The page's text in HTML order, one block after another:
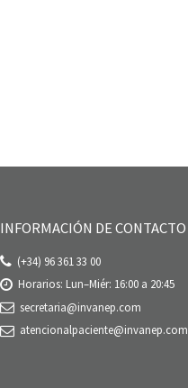
INFORMACIÓN DE CONTACTO
(+34) 96 361 33 00
Horarios: Lun–Miér: 16:00 a 20:45
secretaria@invanep.com
atencionalpaciente@invanep.com